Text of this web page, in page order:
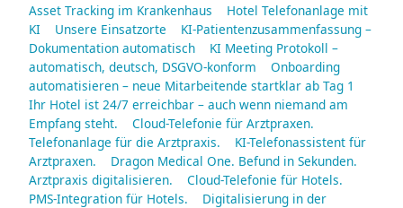
Asset Tracking im Krankenhaus
Hotel Telefonanlage mit
KI
Unsere Einsatzorte
KI-Patientenzusammenfassung –
Dokumentation automatisch
KI Meeting Protokoll –
automatisch, deutsch, DSGVO-konform
Onboarding
automatisieren – neue Mitarbeitende startklar ab Tag 1
Ihr Hotel ist 24/7 erreichbar – auch wenn niemand am
Empfang steht.
Cloud-Telefonie für Arztpraxen.
Telefonanlage für die Arztpraxis.
KI-Telefonassistent für
Arztpraxen.
Dragon Medical One. Befund in Sekunden.
Arztpraxis digitalisieren.
Cloud-Telefonie für Hotels.
PMS-Integration für Hotels.
Digitalisierung in der